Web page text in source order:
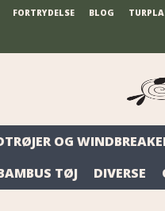
FORTRYDELSE BLOG
OG
TØJ DIVERSE